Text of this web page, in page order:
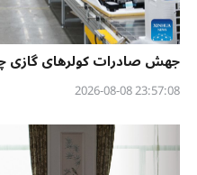
جهش صادرات کولرهای گازی
23:57:08 2026-08-08